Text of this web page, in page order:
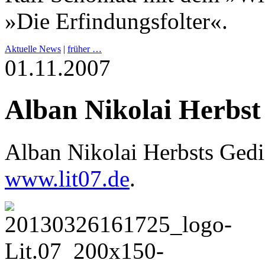
»Die Erfindungsfolter«.
Aktuelle News | früher …
01.11.2007
Alban Nikolai Herbst
Alban Nikolai Herbsts
www.lit07.de.